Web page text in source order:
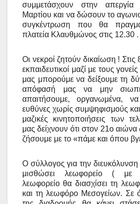
συμμετάσχουν στην
Μαρτίου και να δώσουν το
συγκέντρωση που θα
πλατεία Κλαυθμώνος στις 12.30 .
Οι νεκροί ζητούν δικαίωση ! Στις
εκπαιδευτικοί μαζί με τους
μας μπορούμε να δείξουμε τη
απόφασή μας να μην
απαιτήσουμε, οργανωμένα,
ευθύνες χωρίς συμψηφισμούς
μαζικές κινητοποιήσεις των
μας δείχνουν ότι στον 21ο
ζήσουμε με το «πάμε και όπου
Ο σύλλογος για την
μισθώσει λεωφορείο ( με
λεωφορείο θα διασχίσει τη
και τη λεωφόρο Μεσογείων. Σε